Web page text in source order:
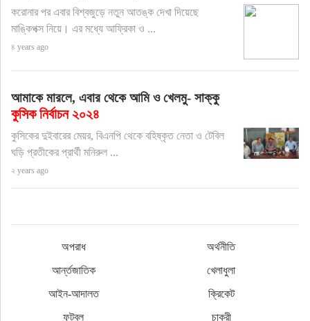
করোনার পর এবার বিশ্বজুড়ে নতুন আতঙ্ক দেখা দিয়েছে
মাঙ্কিপক্স নিয়ে। এর মধ্যে আফ্রিকা ও ...
৪ years ago
আমাকে মারলে, এবার থেকে আমি ও খেলমু- সাক্কু
কুসিক নির্বাচন ২০২৪
কুসিকের দুইবারের মেয়র, বিএনপি থেকে বহিষ্কৃত নেতা ও টেবিল
ঘড়ি প্রতীকের প্রার্থী মনিরুল ...
২ years ago
অপরাধ
অর্থনীতি
আর্ন্তজাতিক
খেলাধুলা
আইন-আদালত
ক্রিকেট
ফুটবল
চাকুরী